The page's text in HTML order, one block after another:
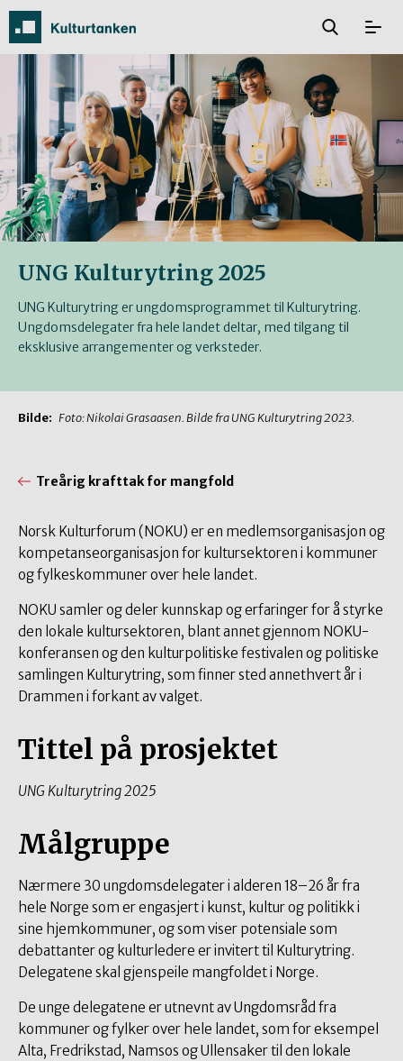
UNG Kulturytring 2025
UNG Kulturytring er ungdomsprogrammet til Kulturytring.
Ungdomsdelegater fra hele landet deltar, med tilgang til
eksklusive arrangementer og verksteder.
Bilde: Foto: Nikolai Grasaasen. Bilde fra UNG Kulturytring 2023.
Treårig krafttak for mangfold
Norsk Kulturforum (NOKU) er en medlemsorganisasjon og
kompetanseorganisasjon for kultursektoren i kommuner
og fylkeskommuner over hele landet.
NOKU samler og deler kunnskap og erfaringer for å styrke
den lokale kultursektoren, blant annet gjennom NOKU-
konferansen og den kulturpolitiske festivalen og politiske
samlingen Kulturytring, som finner sted annethvert år i
Drammen i forkant av valget.
Tittel på prosjektet
UNG Kulturytring 2025
Målgruppe
Nærmere 30 ungdomsdelegater i alderen 18–26 år fra
hele Norge som er engasjert i kunst, kultur og politikk i
sine hjemkommuner, og som viser potensiale som
debattanter og kulturledere er invitert til Kulturytring.
Delegatene skal gjenspeile mangfoldet i Norge.
De unge delegatene er utnevnt av Ungdomsråd fra
kommuner og fylker over hele landet, som for eksempel
Alta, Fredrikstad, Namsos og Ullensaker til den lokale